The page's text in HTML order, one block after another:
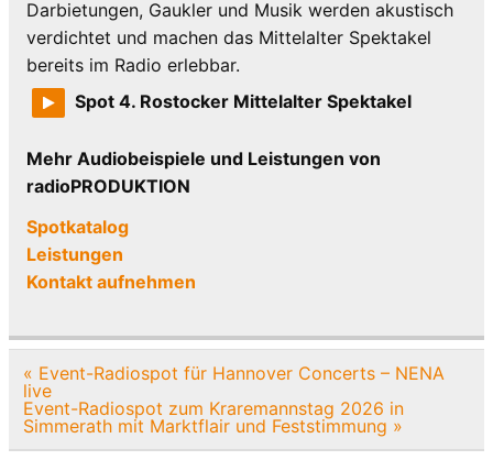
Darbietungen, Gaukler und Musik werden akustisch
verdichtet und machen das Mittelalter Spektakel
bereits im Radio erlebbar.
Spot 4. Rostocker Mittelalter Spektakel
Mehr Audiobeispiele und Leistungen von
radioPRODUKTION
Spotkatalog
Leistungen
Kontakt aufnehmen
Beitragsnavigation
« Event-Radiospot für Hannover Concerts – NENA
live
Event-Radiospot zum Kraremannstag 2026 in
Simmerath mit Marktflair und Feststimmung »